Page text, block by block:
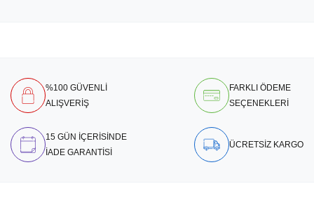
%100 GÜVENLİ
ALIŞVERİŞ
FARKLI ÖDEME
SEÇENEKLERİ
15 GÜN İÇERİSİNDE
İADE GARANTİSİ
ÜCRETSİZ KARGO